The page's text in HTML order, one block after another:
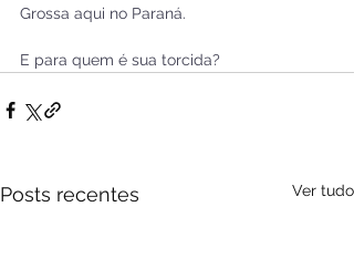
Grossa aqui no Paraná.
E para quem é sua torcida?
Posts recentes Ver tudo